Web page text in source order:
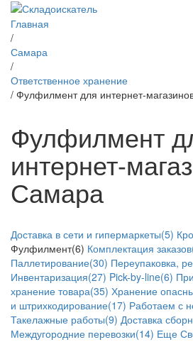
Главная
/
Самара
/
Ответственное хранение
/ Фулфилмент для интернет-
Фулфилмент
интернет-
Самара
Доставка в сети и гипермаркеты(5)
Фулфилмент(6) Комплектация
Паллетирование(30) Переупаковка,
Инвентаризация(27) Pick-by-line(6)
хранение товара(35) Хранение
и штрихкодирование(17) Работаем с
Такелажные работы(9) Доставка
Междугородние перевозки(14) Еще